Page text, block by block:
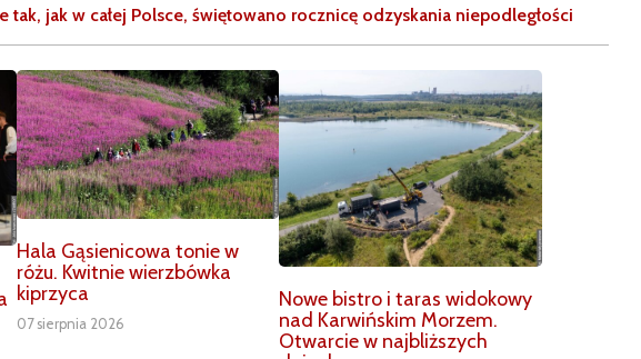
tak, jak w całej Polsce, świętowano rocznicę odzyskania niepodległości
Hala Gąsienicowa tonie w
różu. Kwitnie wierzbówka
kiprzyca
07 sierpnia 2026
Nowe bistro i taras widokowy
nad Karwińskim Morzem.
Otwarcie w najbliższych